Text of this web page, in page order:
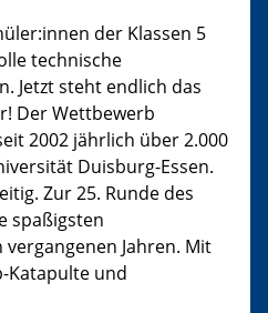
der Klassen 5
technische
Jetzt steht endlich das
Der Wettbewerb
2002 jährlich über 2.000
Duisburg-Essen.
Zur 25. Runde des
spaßigsten
Jahren. Mit
Katapulte und